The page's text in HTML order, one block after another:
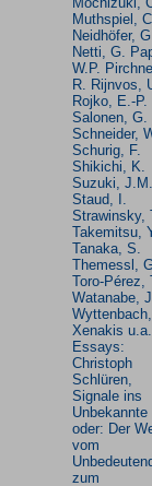
Muthspiel,
Neidhöfer,
Netti, G.
W.P.
R. Rijnvos,
Rojko, E.-P.
Salonen, G.
Schneider,
Schurig, F.
Shikichi, K.
Suzuki, J.M.
Staud, I.
Strawinsky,
Takemitsu,
Tanaka, S.
Themessl,
Toro-Pérez,
Watanabe,
Xenakis u.a.
Essays:
Christoph
Schlüren,
Signale ins
Unbekannte
oder: Der
vom
zum